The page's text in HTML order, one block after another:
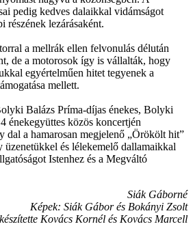
pedig kedves dalaikkal vidámságot
részének lezárásaként.
a mellrák ellen felvonulás délután
de a motorosok így is vállalták, hogy
egyértelműen hitet tegyenek a
mellett.
Balázs Príma-díjas énekes, Bolyki
énekegyüttes közös koncertjén
dal a hamarosan megjelenő „Örökölt hit”
és lélekemelő dallamaikkal
Istenhez és a Megváltó
Siák Gáborné
Képek: Siák Gábor és Bokányi Zsolt
Kovács Kornél és Kovács Marcell